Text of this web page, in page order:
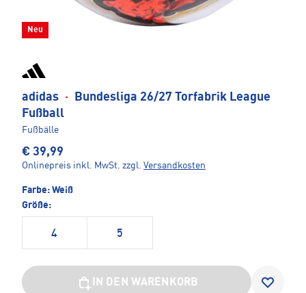
Neu
adidas ·
Bundesliga 26/27 Torfabrik League
Fußball
Fußbälle
€ 39,99
Onlinepreis inkl. MwSt. zzgl. Versandkosten
Farbe: Weiß
Größe:
4 5
IN DEN WARENKORB